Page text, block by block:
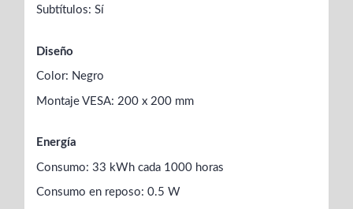
Subtítulos: Sí
Diseño
Color: Negro
Montaje VESA: 200 x 200 mm
Energía
Consumo: 33 kWh cada 1000 horas
Consumo en reposo: 0.5 W